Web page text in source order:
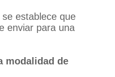
establece que
enviar para una
modalidad de